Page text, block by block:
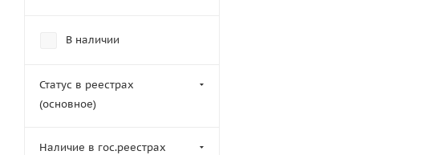
В наличии
Статус в реестрах
(основное)
Наличие в гос.реестрах